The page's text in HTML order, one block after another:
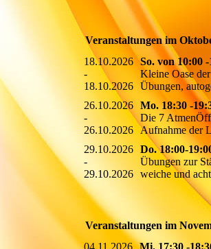
Veranstaltungen im
18.10.2026
-
18.10.2026
So. von 10:00
Kleine Oase
Übungen,
26.10.2026
-
26.10.2026
Mo. 18:30 -
Die 7
Aufnahme der
29.10.2026
-
29.10.2026
Do. 18:00-
Übungen zur
weiche und
Veranstaltungen im
04.11.2026 Mi. 17:30 -